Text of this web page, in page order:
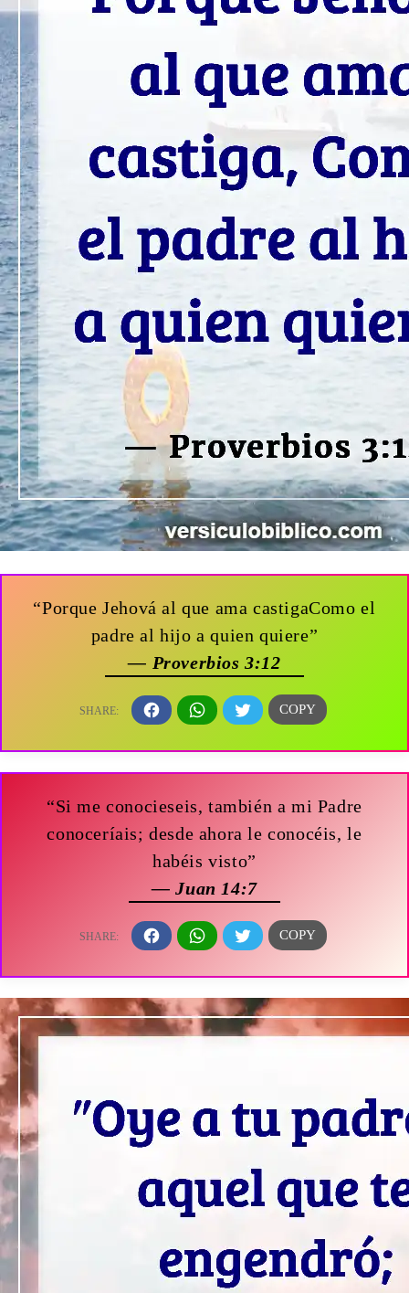
“Porque Jehová al que ama castigaComo el
padre al hijo a quien quiere”
— Proverbios 3:12
“Si me conocieseis, también a mi Padre
conoceríais; desde ahora le conocéis, le
habéis visto”
— Juan 14:7